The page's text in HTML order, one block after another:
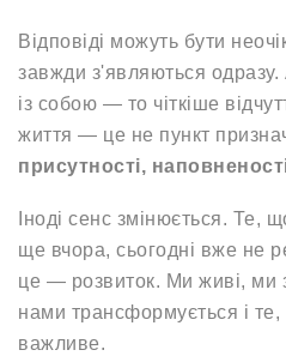
Відповіді можуть бути
завжди з'являються
із собою — то чіткіше
життя — це не пункт
присутності,
Іноді сенс змінюється. Те,
ще вчора, сьогодні вже не
це — розвиток. Ми живі, ми
нами трансформується і
важливе.